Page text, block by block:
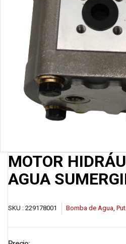
MOTOR
AGUA
SKU : 229178001 Bomba de Agua,